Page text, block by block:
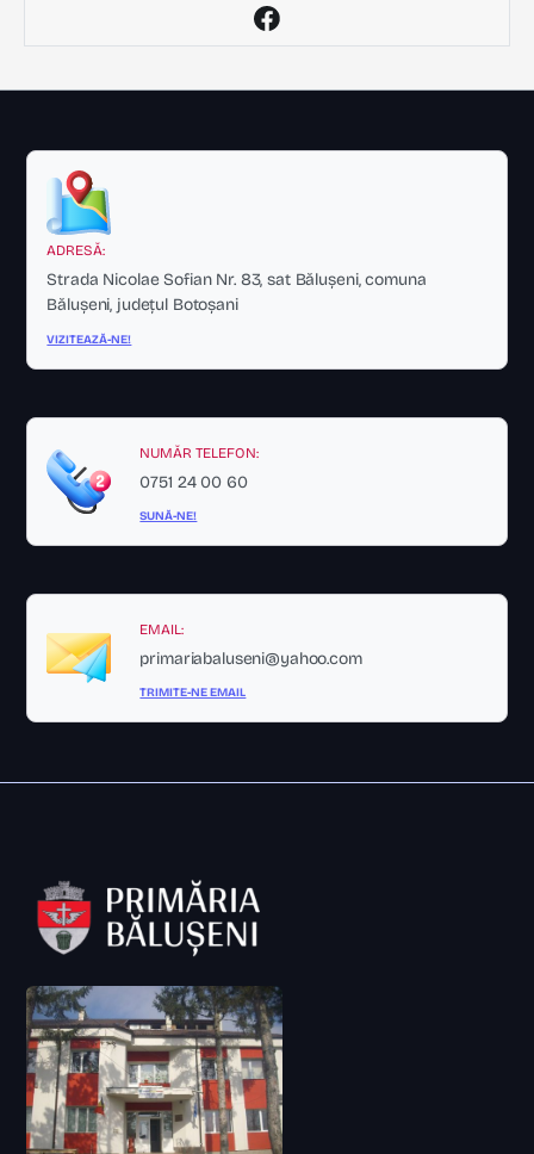
ADRESĂ:
Strada Nicolae Sofian Nr. 83, sat Bălușeni, comuna
Bălușeni, județul Botoșani
VIZITEAZĂ-NE!
NUMĂR TELEFON:
0751 24 00 60
SUNĂ-NE!
EMAIL:
primariabaluseni@yahoo.com
TRIMITE-NE EMAIL